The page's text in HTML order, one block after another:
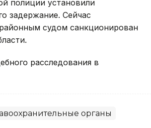
полиции установили
задержание. Сейчас
судом санкционирован
расследования в
органы